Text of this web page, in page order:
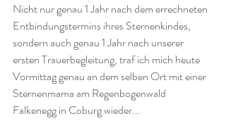
Nicht nur genau 1 Jahr nach dem errechneten
Entbindungstermins ihres Sternenkindes,
sondern auch genau 1 Jahr nach unserer
ersten Trauerbegleitung, traf ich mich heute
Vormittag genau an dem selben Ort mit einer
Sternenmama am Regenbogenwald
Falkenegg in Coburg wieder...